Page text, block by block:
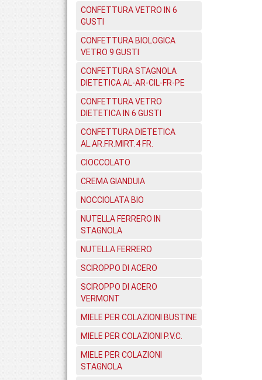
CONFETTURA VETRO IN 6
GUSTI
CONFETTURA BIOLOGICA
VETRO 9 GUSTI
CONFETTURA STAGNOLA
DIETETICA.AL-AR-CIL-FR-PE
CONFETTURA VETRO
DIETETICA IN 6 GUSTI
CONFETTURA DIETETICA
AL.AR.FR.MIRT.4 FR.
CIOCCOLATO
CREMA GIANDUIA
NOCCIOLATA BIO
NUTELLA FERRERO IN
STAGNOLA
NUTELLA FERRERO
SCIROPPO DI ACERO
SCIROPPO DI ACERO
VERMONT
MIELE PER COLAZIONI BUSTINE
MIELE PER COLAZIONI P.V.C.
MIELE PER COLAZIONI
STAGNOLA